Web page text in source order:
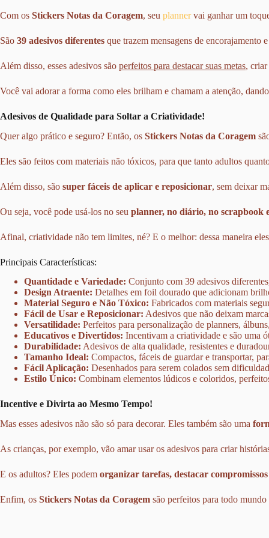
Com os Stickers Notas da Coragem, seu plannervai ganhar um
São 39 adesivos diferentes que trazem mensagens de encorajamento
Além disso, esses adesivos são perfeitos para destacar suas metas, criar
Você vai adorar a forma como eles brilham e chamam a atenção,
Adesivos de Qualidade para Soltar a Criatividade!
Quer algo prático e seguro? Então, os Stickers Notas da Coragem
Eles são feitos com materiais não tóxicos, para que tanto adultos
Além disso, são super fáceis de aplicar e reposicionar, sem deixar
Ou seja, você pode usá-los no seu planner, no diário, no scrapbook
Afinal, criatividade não tem limites, né? E o melhor: dessa maneira
Principais Características:
Quantidade e Variedade: Conjunto com 39 adesivos
Design Atraente: Detalhes em foil dourado que adicionam
Material Seguro e Não Tóxico: Fabricados com materiais
Fácil de Usar e Reposicionar: Adesivos que não deixam
Versatilidade: Perfeitos para personalização de planners,
Educativos e Divertidos: Incentivam a criatividade e são uma
Durabilidade: Adesivos de alta qualidade, resistentes e
Tamanho Ideal: Compactos, fáceis de guardar e transportar,
Fácil Aplicação: Desenhados para serem colados sem
Estilo Único: Combinam elementos lúdicos e coloridos,
Incentive e Divirta ao Mesmo Tempo!
Mas esses adesivos não são só para decorar. Eles também são uma
As crianças, por exemplo, vão amar usar os adesivos para criar
E os adultos? Eles podem organizar tarefas, destacar
Enfim, os Stickers Notas da Coragem são perfeitos para todo